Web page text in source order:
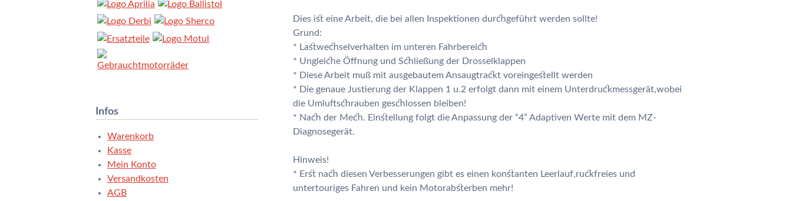
Dies ist eine Arbeit, die bei allen Inspektionen durchgeführt werden sollte!
Grund:
* Lastwechselverhalten im unteren Fahrbereich
* Ungleiche Öffnung und Schließung der Drosselklappen
* Diese Arbeit muß mit ausgebautem Ansaugtrackt voreingestellt werden
* Die genaue Justierung der Klappen 1 u.2 erfolgt dann mit einem Unterdruckmessgerät,wobei
die Umluftschrauben geschlossen bleiben!
* Nach der Mech. Einstellung folgt die Anpassung der “4” Adaptiven Werte mit dem MZ-
Diagnosegerät.
Hinweis!
* Erst nach diesen Verbesserungen gibt es einen konstanten Leerlauf,ruckfreies und
untertouriges Fahren und kein Motorabsterben mehr!
Infos
Warenkorb
Kasse
Mein Konto
Versandkosten
AGB